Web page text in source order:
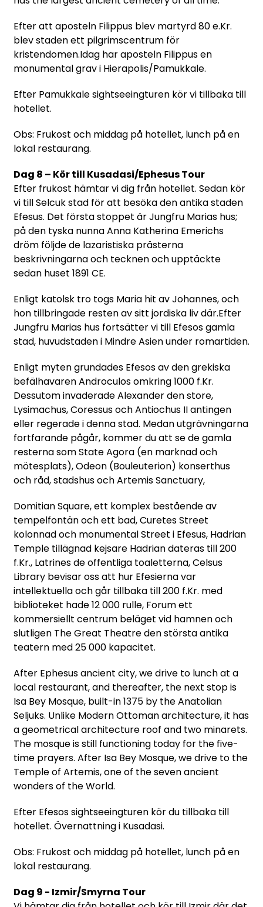
Efter att aposteln Filippus blev martyrd 80 e.Kr.
blev staden ett pilgrimscentrum för
kristendomen.Idag har aposteln Filippus en
monumental grav i Hierapolis/Pamukkale.
Efter Pamukkale sightseeingturen kör vi tillbaka till
hotellet.
Obs: Frukost och middag på hotellet, lunch på en
lokal restaurang.
Dag 8 – Kör till Kusadasi/Ephesus Tour
Efter frukost hämtar vi dig från hotellet. Sedan kör
vi till Selcuk stad för att besöka den antika staden
Efesus. Det första stoppet är Jungfru Marias hus;
på den tyska nunna Anna Katherina Emerichs
dröm följde de lazaristiska prästerna
beskrivningarna och tecknen och upptäckte
sedan huset 1891 CE.
Enligt katolsk tro togs Maria hit av Johannes, och
hon tillbringade resten av sitt jordiska liv där.Efter
Jungfru Marias hus fortsätter vi till Efesos gamla
stad, huvudstaden i Mindre Asien under romartiden.
Enligt myten grundades Efesos av den grekiska
befälhavaren Androculos omkring 1000 f.Kr.
Dessutom invaderade Alexander den store,
Lysimachus, Coressus och Antiochus II antingen
eller regerade i denna stad. Medan utgrävningarna
fortfarande pågår, kommer du att se de gamla
resterna som State Agora (en marknad och
mötesplats), Odeon (Bouleuterion) konserthus
och råd, stadshus och Artemis Sanctuary,
Domitian Square, ett komplex bestående av
tempelfontän och ett bad, Curetes Street
kolonnad och monumental Street i Efesus, Hadrian
Temple tillägnad kejsare Hadrian dateras till 200
f.Kr., Latrines de offentliga toaletterna, Celsus
Library bevisar oss att hur Efesierna var
intellektuella och går tillbaka till 200 f.Kr. med
biblioteket hade 12 000 rulle, Forum ett
kommersiellt centrum beläget vid hamnen och
slutligen The Great Theatre den största antika
teatern med 25 000 kapacitet.
After Ephesus ancient city, we drive to lunch at a
local restaurant, and thereafter, the next stop is
Isa Bey Mosque, built-in 1375 by the Anatolian
Seljuks. Unlike Modern Ottoman architecture, it has
a geometrical architecture roof and two minarets.
The mosque is still functioning today for the five-
time prayers. After Isa Bey Mosque, we drive to the
Temple of Artemis, one of the seven ancient
wonders of the World.
Efter Efesos sightseeingturen kör du tillbaka till
hotellet. Övernattning i Kusadasi.
Obs: Frukost och middag på hotellet, lunch på en
lokal restaurang.
Dag 9 - Izmir/Smyrna Tour